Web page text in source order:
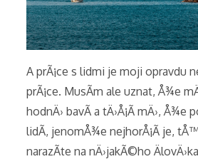
A prÃ¡ce s lidmi je moji opravdu
prÃ¡ce. MusÃ­m ale uznat, Å¾e
hodnÄ› bavÃ­ a tÄ›Å¡Ã­ mÄ›, Å¾e
lidÃ­, jenomÅ¾e nejhorÅ¡Ã­ je,
narazÃ­te na nÄ›jakÃ©ho